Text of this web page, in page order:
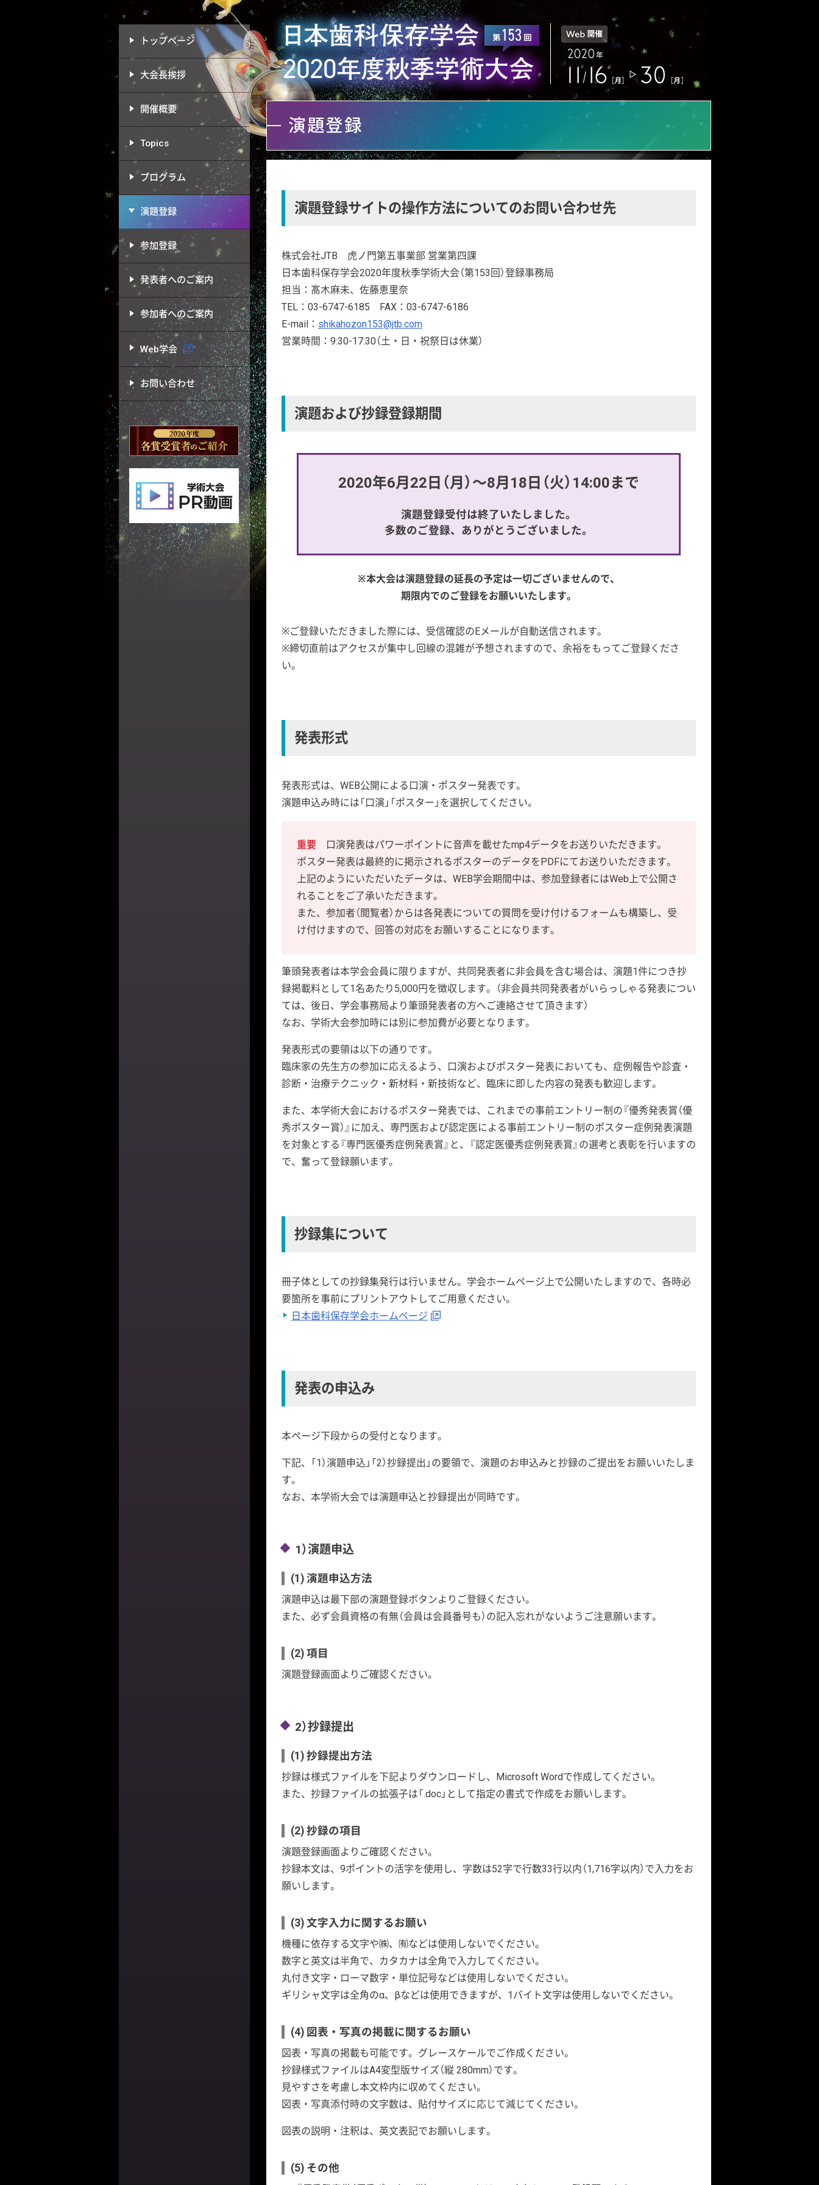
演題登録
演題登録サイトの操作方法についてのお問い合わせ先
株式会社JTB 虎ノ門第五事業部 営業第四課
日本歯科保存学会2020年度秋季学術大会（第153回）登録事務局
担当：髙木麻未、佐藤恵里奈
TEL：03-6747-6185 FAX：03-6747-6186
E-mail： shikahozon153@jtb.com
営業時間：9:30-17:30（土・日・祝祭日は休業）
演題および抄録登録期間
2020年6月22日（月）～8月18日（火）14:00まで
演題登録受付は終了いたしました。
多数のご登録、ありがとうございました。
※本大会は演題登録の延長の予定は一切ございませんので、
期限内でのご登録をお願いいたします。
※ご登録いただきました際には、受信確認のEメールが自動送信されます。
※締切直前はアクセスが集中し回線の混雑が予想されますので、余裕をもってご登録くださ
い。
発表形式
発表形式は、WEB公開による口演・ポスター発表です。
演題申込み時には「口演」「ポスター」を選択してください。
重要
口演発表はパワーポイントに音声を載せたmp4データをお送りいただきます。
ポスター発表は最終的に掲示されるポスターのデータをPDFにてお送りいただきます。
上記のようにいただいたデータは、WEB学会期間中は、参加登録者にはWeb上で公開さ
れることをご了承いただきます。
また、参加者（閲覧者）からは各発表についての質問を受け付けるフォームも構築し、受
け付けますので、回答の対応をお願いすることになります。
筆頭発表者は本学会会員に限りますが、共同発表者に非会員を含む場合は、演題1件につき抄
録掲載料として1名あたり5,000円を徴収します。（非会員共同発表者がいらっしゃる発表につい
ては、後日、学会事務局より筆頭発表者の方へご連絡させて頂きます）
なお、学術大会参加時には別に参加費が必要となります。
発表形式の要領は以下の通りです。
臨床家の先生方の参加に応えるよう、口演およびポスター発表においても、症例報告や診査・
診断・治療テクニック・新材料・新技術など、臨床に即した内容の発表も歓迎します。
また、本学術大会におけるポスター発表では、これまでの事前エントリー制の『優秀発表賞（優
秀ポスター賞）』に加え、専門医および認定医による事前エントリー制のポスター症例発表演題
を対象とする『専門医優秀症例発表賞』と、『認定医優秀症例発表賞』の選考と表彰を行いますの
で、奮って登録願います。
抄録集について
冊子体としての抄録集発行は行いません。学会ホームページ上で公開いたしますので、各時必
要箇所を事前にプリントアウトしてご用意ください。
日本歯科保存学会ホームページ
発表の申込み
本ページ下段からの受付となります。
下記、「1）演題申込」「2）抄録提出」の要領で、演題のお申込みと抄録のご提出をお願いいたしま
す。
なお、本学術大会では演題申込と抄録提出が同時です。
1）演題申込
(1) 演題申込方法
演題申込は最下部の演題登録ボタンよりご登録ください。
また、必ず会員資格の有無（会員は会員番号も）の記入忘れがないようご注意願います。
(2) 項目
演題登録画面よりご確認ください。
2）抄録提出
(1) 抄録提出方法
抄録は様式ファイルを下記よりダウンロードし、Microsoft Wordで作成してください。
また、抄録ファイルの拡張子は「.doc」として指定の書式で作成をお願いします。
(2) 抄録の項目
演題登録画面よりご確認ください。
抄録本文は、9ポイントの活字を使用し、字数は52字で行数33行以内（1,716字以内）で入力をお
願いします。
(3) 文字入力に関するお願い
機種に依存する文字や㈱、㈲などは使用しないでください。
数字と英文は半角で、カタカナは全角で入力してください。
丸付き文字・ローマ数字・単位記号などは使用しないでください。
ギリシャ文字は全角のα、βなどは使用できますが、1バイト文字は使用しないでください。
(4) 図表・写真の掲載に関するお願い
図表・写真の掲載も可能です。グレースケールでご作成ください。
抄録様式ファイルはA4変型版サイズ（縦 280mm）です。
見やすさを考慮し本文枠内に収めてください。
図表・写真添付時の文字数は、貼付サイズに応じて減じてください。
図表の説明・注釈は、英文表記でお願いします。
(5) その他
トップページ
大会長挨拶
開催概要
Topics
プログラム
演題登録
参加登録
発表者へのご案内
参加者へのご案内
Web学会
お問い合わせ